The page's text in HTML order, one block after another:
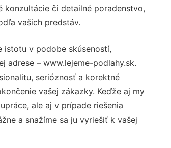
konzultácie či detailné poradenstvo,
vašich predstáv.
istotu v podobe skúseností,
adrese – www.lejeme-podlahy.sk.
serióznosť a korektné
vašej zákazky. Keďže aj my
ale aj v prípade riešenia
a snažíme sa ju vyriešiť k vašej